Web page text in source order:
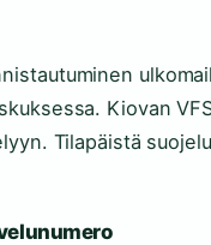
Kiovan
Tilapäistä